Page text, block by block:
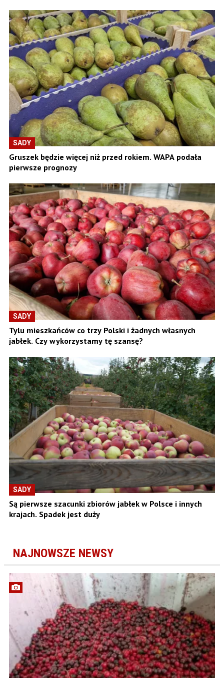
SADY
Gruszek będzie więcej niż przed rokiem. WAPA podała
pierwsze prognozy
SADY
Tylu mieszkańców co trzy Polski i żadnych własnych
jabłek. Czy wykorzystamy tę szansę?
SADY
Są pierwsze szacunki zbiorów jabłek w Polsce i innych
krajach. Spadek jest duży
NAJNOWSZE NEWSY